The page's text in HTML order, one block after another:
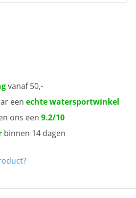
vanaf 50,-
een echte watersportwinkel
ons een 9.2/10
binnen 14 dagen